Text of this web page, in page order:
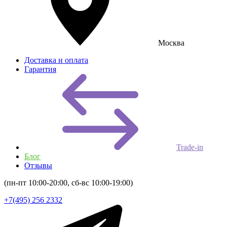
Москва
Доставка и оплата
Гарантия
Trade-in
Блог
Отзывы
(пн-пт 10:00-20:00, сб-вс 10:00-19:00)
+7(495) 256 2332